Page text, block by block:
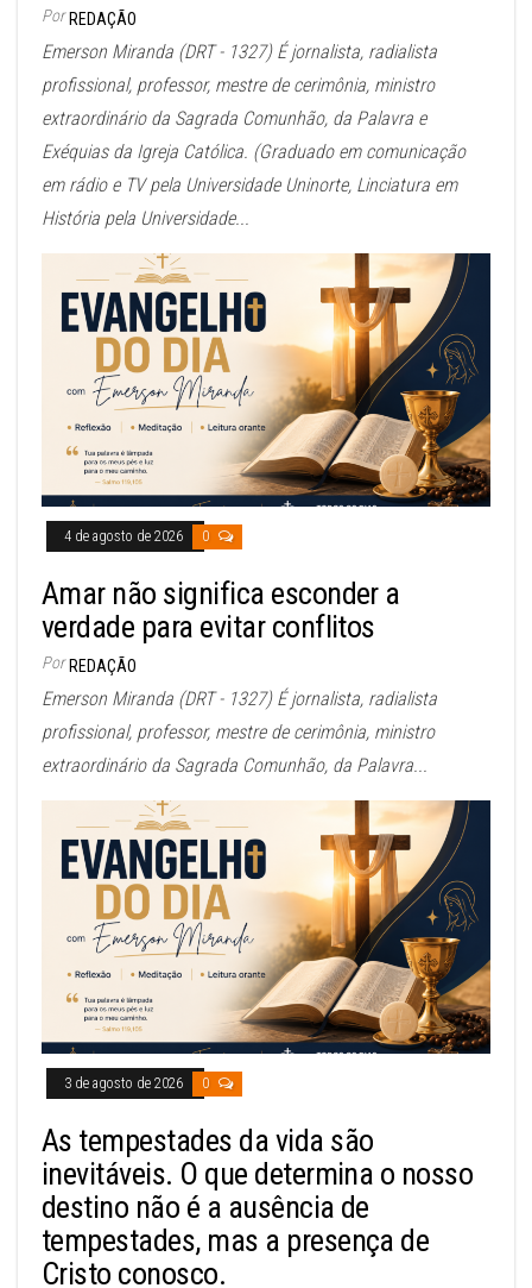
Por REDAÇÃO
Emerson Miranda (DRT - 1327) É jornalista, radialista
profissional, professor, mestre de cerimônia, ministro
extraordinário da Sagrada Comunhão, da Palavra e
Exéquias da Igreja Católica. (Graduado em comunicação
em rádio e TV pela Universidade Uninorte, Linciatura em
História pela Universidade...
4 de agosto de 2026 0
Amar não significa esconder a
verdade para evitar conflitos
Por REDAÇÃO
Emerson Miranda (DRT - 1327) É jornalista, radialista
profissional, professor, mestre de cerimônia, ministro
extraordinário da Sagrada Comunhão, da Palavra...
3 de agosto de 2026 0
As tempestades da vida são
inevitáveis. O que determina o nosso
destino não é a ausência de
tempestades, mas a presença de
Cristo conosco.